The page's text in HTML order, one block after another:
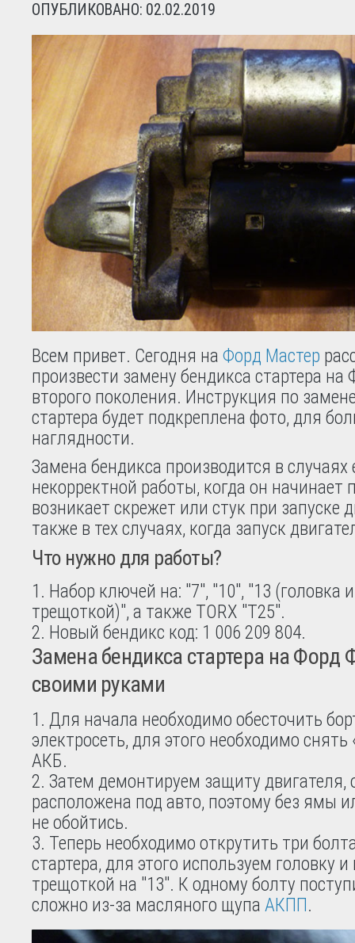
ОПУБЛИКОВАНО: 02.02.2019
Всем привет. Сегодня на Форд Мастер
произвести замену бендикса стартера на
второго поколения. Инструкция по
стартера будет подкреплена фото, для
наглядности.
Замена бендикса производится в случаях
некорректной работы, когда он начинает
возникает скрежет или стук при запуске
также в тех случаях, когда запуск
Что нужно для работы?
Набор ключей на: "7", "10", "13 (головка
трещоткой)", а также TORX "T25".
Новый бендикс код: 1 006 209 804.
Замена бендикса стартера на Форд
своими руками
Для начала необходимо обесточить
электросеть, для этого необходимо
АКБ.
Затем демонтируем защиту двигателя,
расположена под авто, поэтому без ямы
не обойтись.
Теперь необходимо открутить три
стартера, для этого используем головку
трещоткой на "13". К одному болту
сложно из-за масляного щупа АКПП.